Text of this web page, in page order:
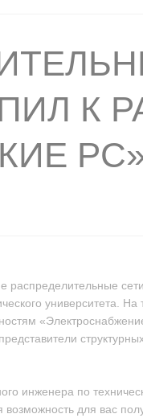
К
университета.
инженера по
для вас